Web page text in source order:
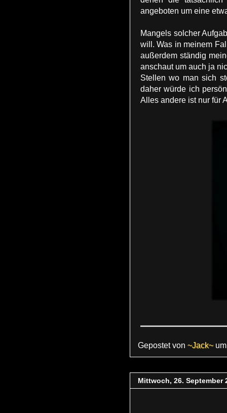
angeboten um eine
Mangels solcher
will. Was in meinem
außerdem ständig
anschaut um auch ja
Stellen wo man sich
daher würde ich
Alles andere ist nur für
Gepostet von ~Jack~
Mittwoch, 26. September